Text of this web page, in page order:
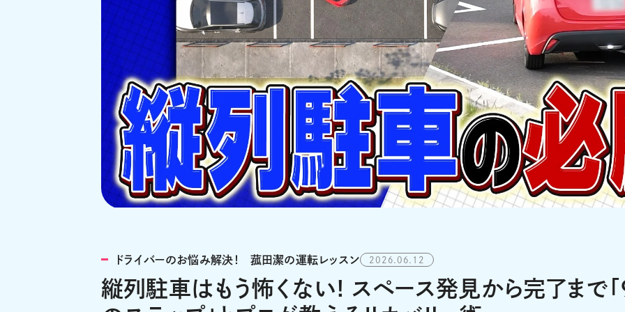
ドライバーのお悩み解決！ 菰田潔の運転レッスン 2026.06.12
縦列駐車はもう怖くない! スペース発見から完了まで